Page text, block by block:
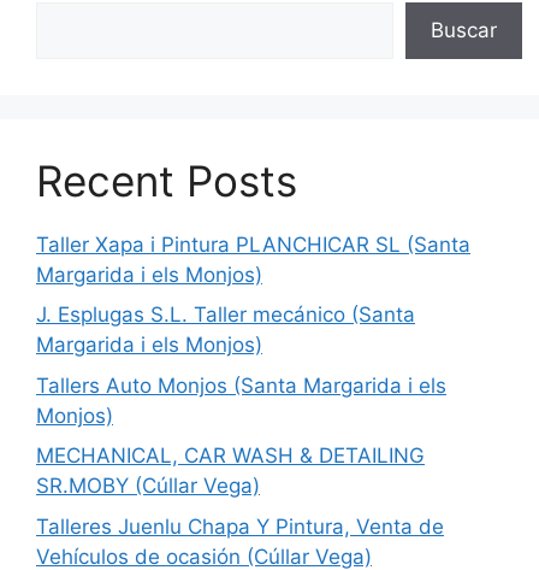
Buscar
Recent Posts
Taller Xapa i Pintura PLANCHICAR SL (Santa
Margarida i els Monjos)
J. Esplugas S.L. Taller mecánico (Santa
Margarida i els Monjos)
Tallers Auto Monjos (Santa Margarida i els
Monjos)
MECHANICAL, CAR WASH & DETAILING
SR.MOBY (Cúllar Vega)
Talleres Juenlu Chapa Y Pintura, Venta de
Vehículos de ocasión (Cúllar Vega)